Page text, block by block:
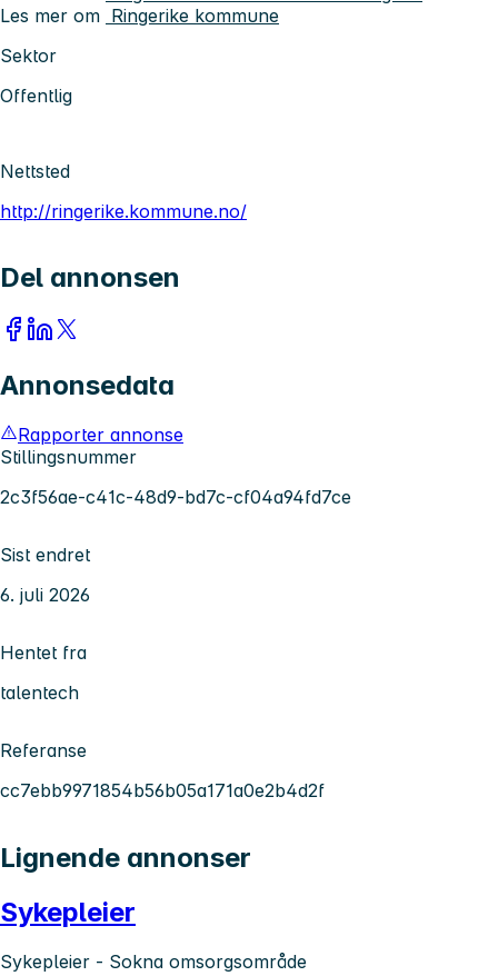
Les mer om Ringerike kommune
Sektor
Offentlig
Nettsted
http://ringerike.kommune.no/
Del annonsen
Annonsedata
Rapporter annonse
Stillingsnummer
2c3f56ae-c41c-48d9-bd7c-cf04a94fd7ce
Sist endret
6. juli 2026
Hentet fra
talentech
Referanse
cc7ebb9971854b56b05a171a0e2b4d2f
Lignende annonser
Sykepleier
Sykepleier - Sokna omsorgsområde